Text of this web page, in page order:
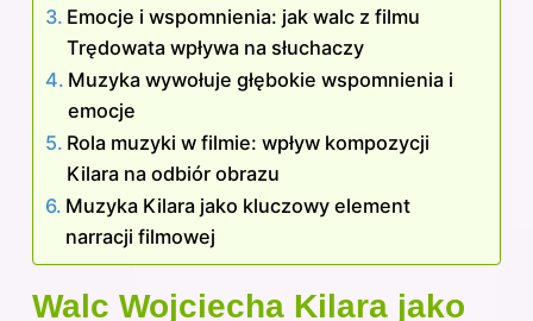
Emocje i wspomnienia: jak walc z filmu
Trędowata wpływa na słuchaczy
Muzyka wywołuje głębokie wspomnienia i
emocje
Rola muzyki w filmie: wpływ kompozycji
Kilara na odbiór obrazu
Muzyka Kilara jako kluczowy element
narracji filmowej
Walc Wojciecha Kilara jako